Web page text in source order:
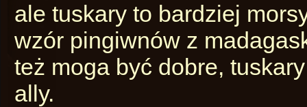
ale tuskary to bardziej
wzór pingiwnów z
też moga być dobre,
ally.